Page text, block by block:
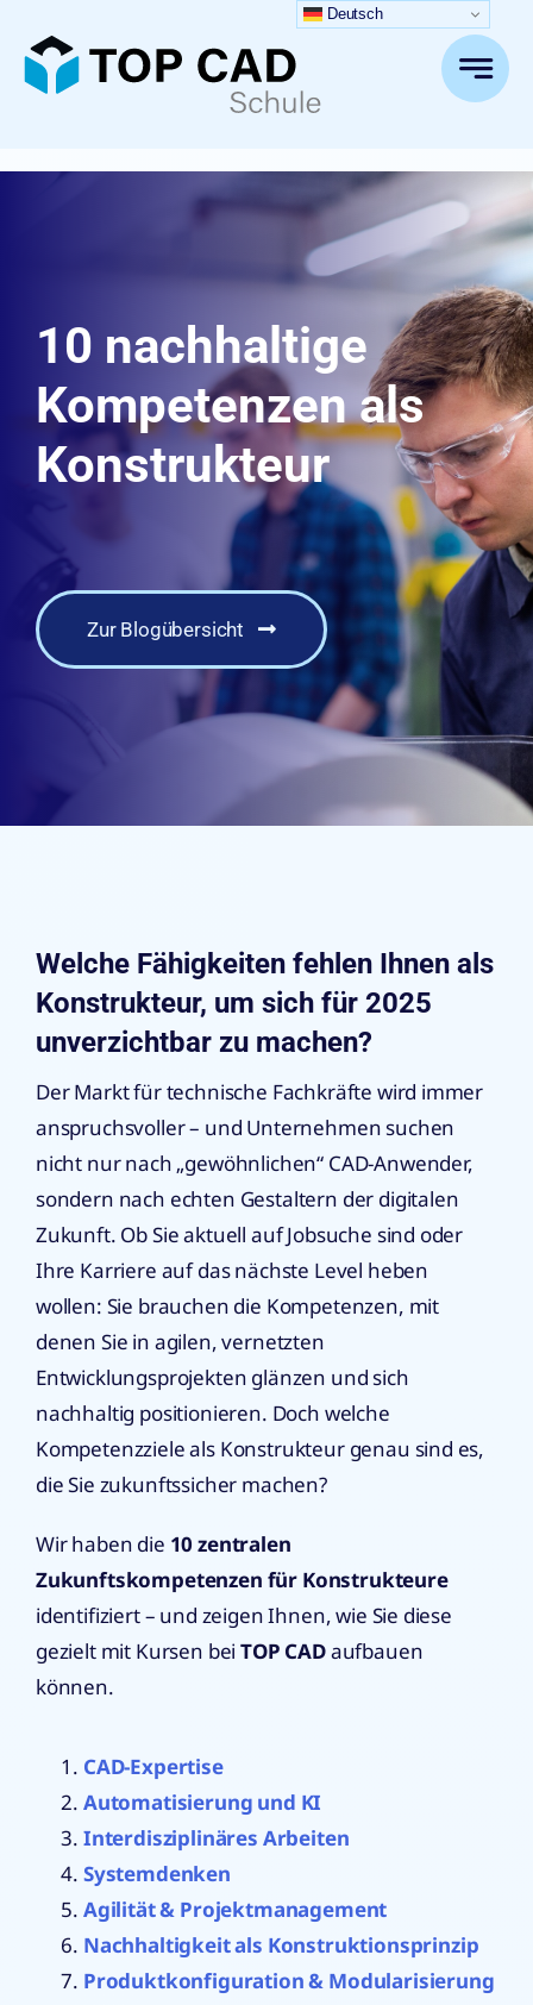
Inhalt
springen
10 nachhaltige
Kompetenzen als
Konstrukteur
Zur Blogübersicht
Welche Fähigkeiten fehlen Ihnen als
Konstrukteur, um sich für 2025
unverzichtbar zu machen?
Der Markt für technische Fachkräfte wird immer
anspruchsvoller – und Unternehmen suchen
nicht nur nach „gewöhnlichen“ CAD-Anwender,
sondern nach echten Gestaltern der digitalen
Zukunft. Ob Sie aktuell auf Jobsuche sind oder
Ihre Karriere auf das nächste Level heben
wollen: Sie brauchen die Kompetenzen, mit
denen Sie in agilen, vernetzten
Entwicklungsprojekten glänzen und sich
nachhaltig positionieren. Doch welche
Kompetenzziele als Konstrukteur genau sind es,
die Sie zukunftssicher machen?
Wir haben die 10 zentralen
Zukunftskompetenzen für Konstrukteure
identifiziert – und zeigen Ihnen, wie Sie diese
gezielt mit Kursen beiTOP CADaufbauen
können.
CAD-Expertise
Automatisierung und KI
Interdisziplinäres Arbeiten
Systemdenken
Agilität & Projektmanagement
Nachhaltigkeit als Konstruktionsprinzip
Produktkonfiguration & Modularisierung
Deutsch